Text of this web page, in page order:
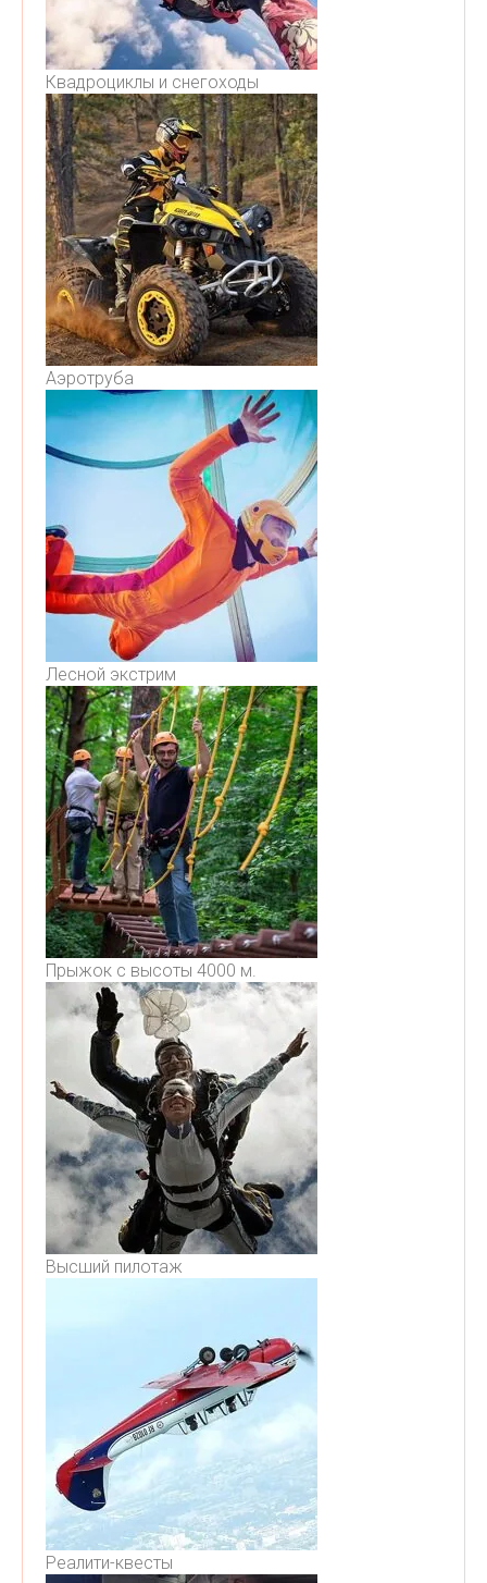
Квадроциклы и снегоходы
Аэротруба
Лесной экстрим
Прыжок с высоты 4000 м.
Высший пилотаж
Реалити-квесты